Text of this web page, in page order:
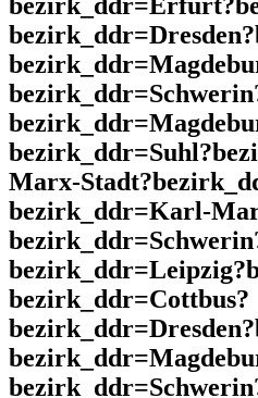
Marx-
bezirk_ddr=Karl-
bezirk_ddr=Cottbus?